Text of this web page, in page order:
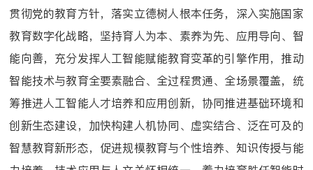
贯彻党的教育方针，落实立德树人根本任务，深入实施国家
教育数字化战略，坚持育人为本、素养为先、应用导向、智
能向善，充分发挥人工智能赋能教育变革的引擎作用，推动
智能技术与教育全要素融合、全过程贯通、全场景覆盖，统
筹推进人工智能人才培养和应用创新，协同推进基础环境和
创新生态建设，加快构建人机协同、虚实结合、泛在可及的
智慧教育新形态，促进规模教育与个性培养、知识传授与能